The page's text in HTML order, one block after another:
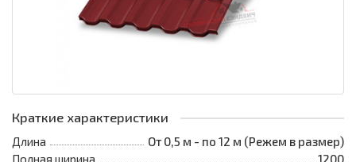
Краткие характеристики
Длина
От 0,5 м - по 12 м (Режем в размер)
Полная ширина
1200